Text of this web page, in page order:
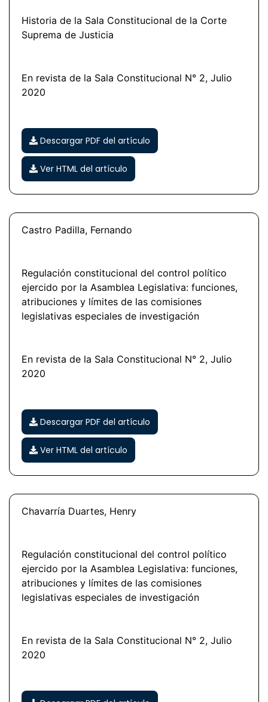
Historia de la Sala Constitucional de la Corte
Suprema de Justicia
En revista de la Sala Constitucional N° 2, Julio
2020
Descargar PDF del artículo
Ver HTML del artículo
Castro Padilla, Fernando
Regulación constitucional del control político
ejercido por la Asamblea Legislativa: funciones,
atribuciones y límites de las comisiones
legislativas especiales de investigación
En revista de la Sala Constitucional N° 2, Julio
2020
Descargar PDF del artículo
Ver HTML del artículo
Chavarría Duartes, Henry
Regulación constitucional del control político
ejercido por la Asamblea Legislativa: funciones,
atribuciones y límites de las comisiones
legislativas especiales de investigación
En revista de la Sala Constitucional N° 2, Julio
2020